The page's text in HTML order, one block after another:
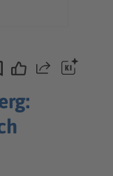
Teilen